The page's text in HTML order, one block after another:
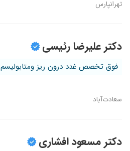
تهرانپارس
دکتر علیرضا رئیسی
فوق تخصص غدد درون ریز ومتابولیسم
سعادت‌آباد
دکتر مسعود افشاری